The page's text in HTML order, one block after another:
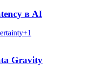
в AI
+1
Gravity